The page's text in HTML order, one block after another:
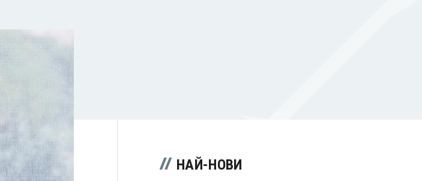
НАЙ-НОВИ